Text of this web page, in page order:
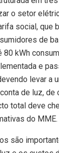
o setor
social, que
de
80 kWh
e
levar a
de luz,
total deve
do MME.
são